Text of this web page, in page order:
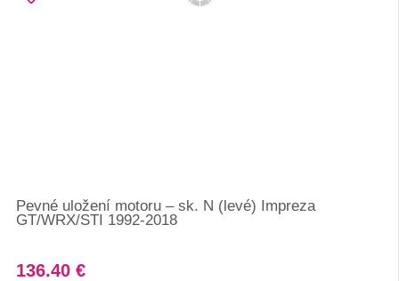
Pevné uložení motoru – sk. N (levé) Impreza
GT/WRX/STI 1992-2018
136.40 €